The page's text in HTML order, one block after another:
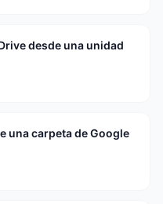
desde una unidad
una carpeta de Google